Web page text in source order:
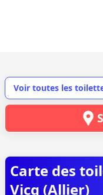
Voir toutes les
Carte des
Vicq (Allier)